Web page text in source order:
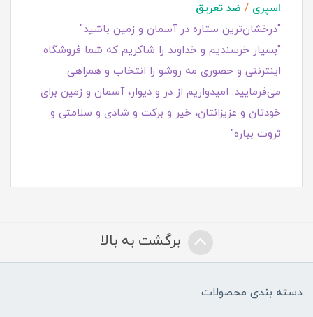
اسپری / ضد تعریق
"درخشان‌ترین ستاره در آسمان و زمین باشید"
"بسیار خرسندیم و خداوند را شاکریم که شما فروشگاه
اینترنتی و حضوری مه روشو را انتخاب و همراهی
می‌فرمایید. امیدواریم از در و دیوار، آسمان و زمین برای
خودتان و عزیزانتان، خیر و برکت و شادی و سلامتی و
ثروت بباره"
برگشت به بالا
دسته بندی محصولات